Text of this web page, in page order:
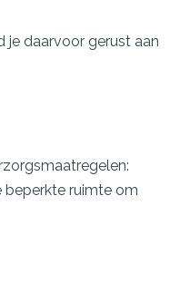
je daarvoor gerust aan
beperkte ruimte om